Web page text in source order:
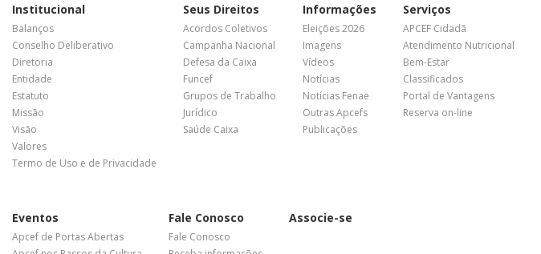
Institucional
Balanços
Conselho Deliberativo
Diretoria
Entidade
Estatuto
Missão
Visão
Valores
Termo de Uso e de Privacidade
Seus Direitos
Acordos Coletivos
Campanha Nacional
Defesa da Caixa
Funcef
Grupos de Trabalho
Jurídico
Saúde Caixa
Informações
Eleições 2026
Imagens
Vídeos
Notícias
Notícias Fenae
Outras Apcefs
Publicações
Serviços
APCEF Cidadã
Atendimento Nutricional
Bem-Estar
Classificados
Portal de Vantagens
Reserva on-line
Eventos
Apcef de Portas Abertas
Fale Conosco
Fale Conosco
Associe-se